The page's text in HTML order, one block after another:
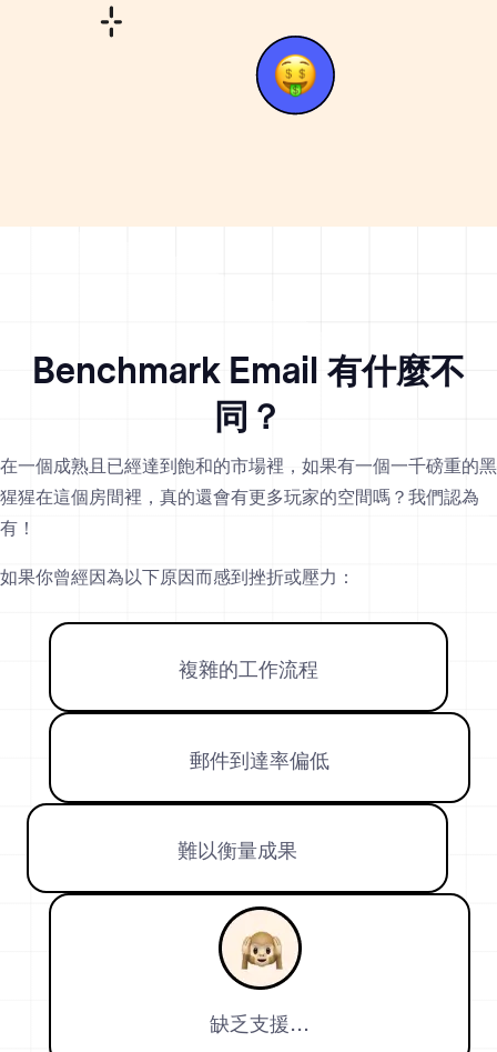
Benchmark Email 有什麼不
同？
在一個成熟且已經達到飽和的市場裡，如果有一個一千磅重的黑
猩猩在這個房間裡，真的還會有更多玩家的空間嗎？我們認為
有！
如果你曾經因為以下原因而感到挫折或壓力：
複雜的工作流程
郵件到達率偏低
難以衡量成果
缺乏支援…